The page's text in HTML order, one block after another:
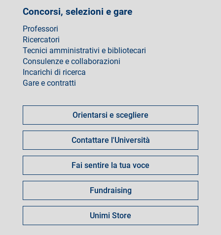
Concorsi, selezioni e gare
Professori
Ricercatori
Tecnici amministrativi e bibliotecari
Consulenze e collaborazioni
Incarichi di ricerca
Gare e contratti
fare
Orientarsi e scegliere
Contattare l'Università
Fai sentire la tua voce
Fundraising
Unimi Store